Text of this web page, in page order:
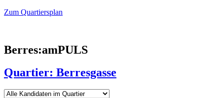
Zum Quartiersplan
Berres:amPULS
Quartier: Berresgasse